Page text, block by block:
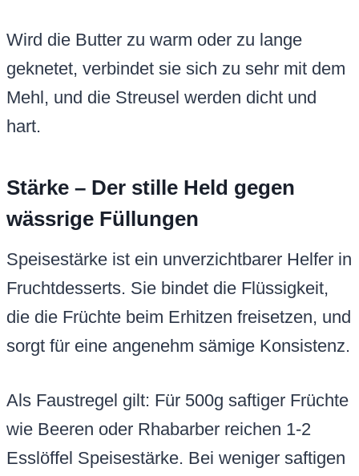
Wird die Butter zu warm oder zu lange
geknetet, verbindet sie sich zu sehr mit dem
Mehl, und die Streusel werden dicht und
hart.
Stärke – Der stille Held gegen
wässrige Füllungen
Speisestärke ist ein unverzichtbarer Helfer in
Fruchtdesserts. Sie bindet die Flüssigkeit,
die die Früchte beim Erhitzen freisetzen, und
sorgt für eine angenehm sämige Konsistenz.
Als Faustregel gilt: Für 500g saftiger Früchte
wie Beeren oder Rhabarber reichen 1-2
Esslöffel Speisestärke. Bei weniger saftigen